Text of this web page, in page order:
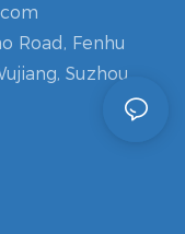
Road, Fenhu
Suzhou,